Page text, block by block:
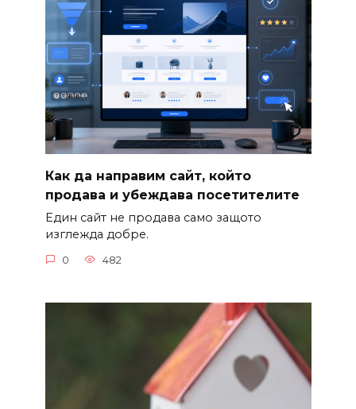
Как да направим сайт, който
продава и убеждава посетителите
Един сайт не продава само защото
изглежда добре.
0 482